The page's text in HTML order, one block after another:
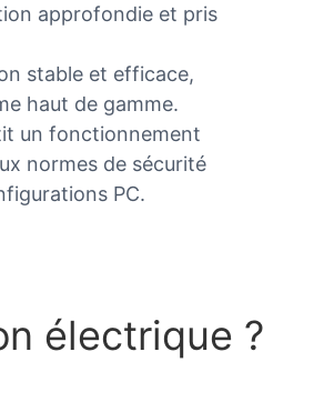
approfondie et pris
stable et efficace,
haut de gamme.
un fonctionnement
normes de sécurité
PC.
électrique ?